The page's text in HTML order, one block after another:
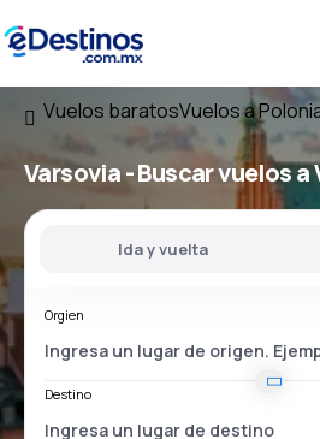
Vuelos baratosVuelos a
Varsovia - Buscar vuelos a
Ida y vuelta
Orgien
Destino